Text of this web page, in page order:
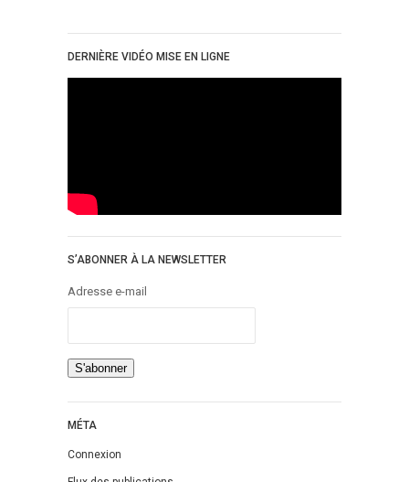
DERNIÈRE VIDÉO MISE EN LIGNE
S’ABONNER À LA NEWSLETTER
Adresse e-mail
MÉTA
Connexion